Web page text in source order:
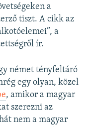
a
tiszt. A cikk az
a
ír.
német tényfeltáró
egy olyan, közel
, amikor a magyar
szerezni az
nem a magyar